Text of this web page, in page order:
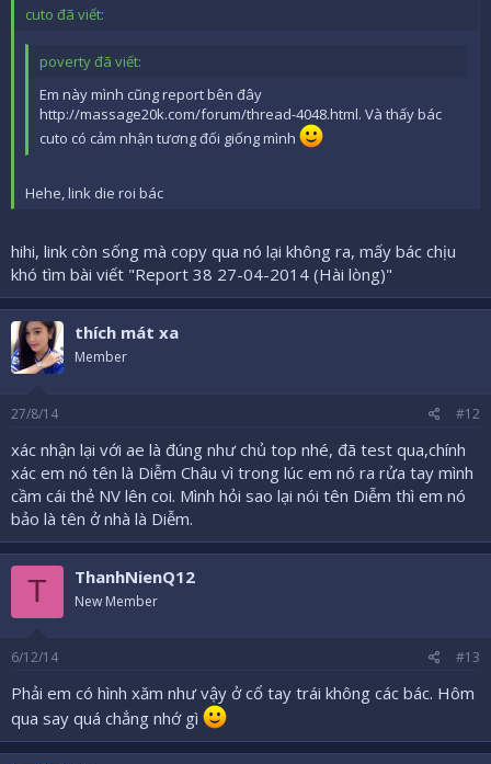
cuto đã viết:
poverty đã viết:
Em này mình cũng report bên đây
http://massage20k.com/forum/thread-4048.html. Và thấy bác
cuto có cảm nhận tương đối giống mình
Hehe, link die roi bác
hihi, link còn sống mà copy qua nó lại không ra, mấy bác chịu
khó tìm bài viết "Report 38 27-04-2014 (Hài lòng)"
thích mát xa
Member
27/8/14 #12
xác nhận lại với ae là đúng như chủ top nhé, đã test qua,chính
xác em nó tên là Diễm Châu vì trong lúc em nó ra rửa tay mình
cầm cái thẻ NV lên coi. Mình hỏi sao lại nói tên Diễm thì em nó
bảo là tên ở nhà là Diễm.
T ThanhNienQ12
New Member
6/12/14 #13
Phải em có hình xăm như vậy ở cổ tay trái không các bác. Hôm
qua say quá chẳng nhớ gì